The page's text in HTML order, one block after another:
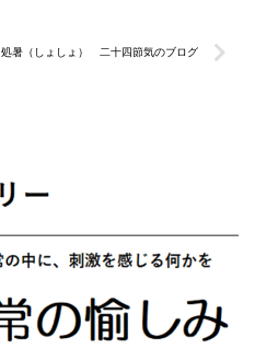
処暑（しょしょ） 二十四節気のブログ